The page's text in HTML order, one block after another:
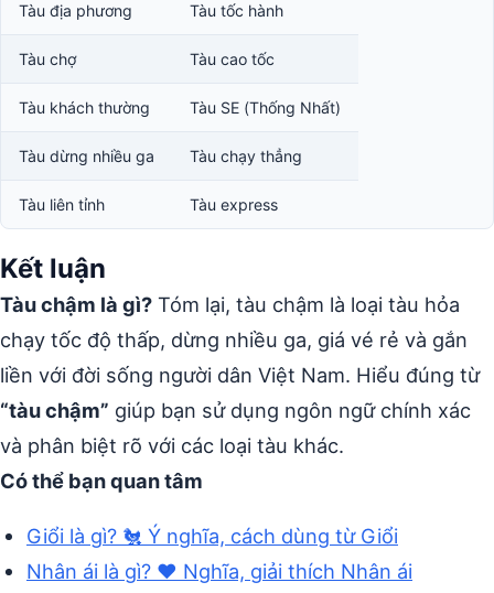
Tàu địa phương Tàu tốc hành
Tàu chợ Tàu cao tốc
Tàu khách thường Tàu SE (Thống Nhất)
Tàu dừng nhiều ga Tàu chạy thẳng
Tàu liên tỉnh Tàu express
Kết luận
Tàu chậm là gì? Tóm lại, tàu chậm là loại tàu hỏa
chạy tốc độ thấp, dừng nhiều ga, giá vé rẻ và gắn
liền với đời sống người dân Việt Nam. Hiểu đúng từ
“tàu chậm” giúp bạn sử dụng ngôn ngữ chính xác
và phân biệt rõ với các loại tàu khác.
Có thể bạn quan tâm
Giổi là gì? 🐔 Ý nghĩa, cách dùng từ Giổi
Nhân ái là gì? ❤️ Nghĩa, giải thích Nhân ái